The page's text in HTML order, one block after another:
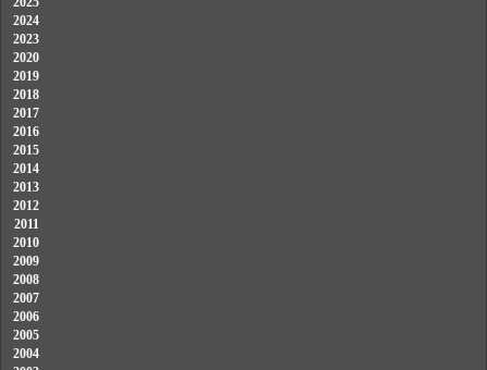
2024
2023
2020
2019
2018
2017
2016
2015
2014
2013
2012
2011
2010
2009
2008
2007
2006
2005
2004